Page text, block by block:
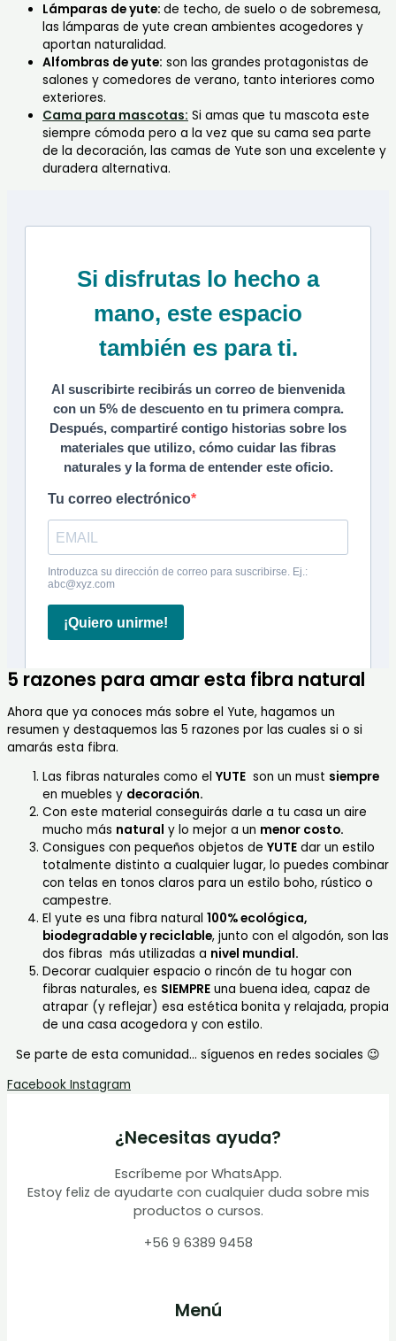
Lámparas de yute: de techo, de suelo o de sobremesa,
las lámparas de yute crean ambientes acogedores y
aportan naturalidad.
Alfombras de yute: son las grandes protagonistas de
salones y comedores de verano, tanto interiores como
exteriores.
Cama para mascotas: Si amas que tu mascota este
siempre cómoda pero a la vez que su cama sea parte
de la decoración, las camas de Yute son una excelente y
duradera alternativa.
5 razones para amar esta fibra natural
Ahora que ya conoces más sobre el Yute, hagamos un
resumen y destaquemos las 5 razones por las cuales si o si
amarás esta fibra.
Las fibras naturales como el YUTE son un must siempre
en muebles y decoración.
Con este material conseguirás darle a tu casa un aire
mucho más natural y lo mejor a un menor costo.
Consigues con pequeños objetos de YUTE dar un estilo
totalmente distinto a cualquier lugar, lo puedes combinar
con telas en tonos claros para un estilo boho, rústico o
campestre.
El yute es una fibra natural 100% ecológica,
biodegradable y reciclable, junto con el algodón, son las
dos fibras más utilizadas a nivel mundial.
Decorar cualquier espacio o rincón de tu hogar con
fibras naturales, es SIEMPRE una buena idea, capaz de
atrapar (y reflejar) esa estética bonita y relajada, propia
de una casa acogedora y con estilo.
Se parte de esta comunidad… síguenos en redes sociales 😉
Facebook Instagram
¿Necesitas ayuda?
Escríbeme por WhatsApp.
Estoy feliz de ayudarte con cualquier duda sobre mis
productos o cursos.
+56 9 6389 9458
Menú